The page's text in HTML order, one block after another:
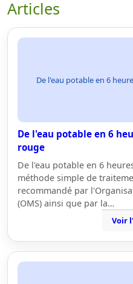
Articles
De l'eau potable en 6
De l'eau potable en 6
rouge
De l'eau potable en 6
méthode simple de
recommandé par
(OMS) ainsi que par la…
Voir